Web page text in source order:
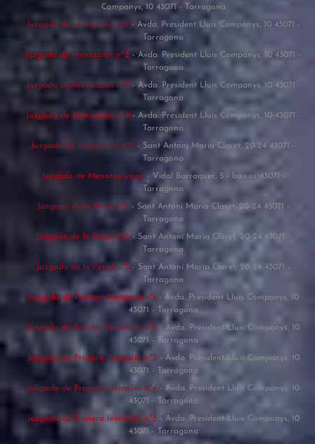
Companys, 10 43071 - Tarragona
Juzgado de Instrucción nº1 - Avda. President Lluis Companys, 10 43071 -
Tarragona
Juzgado de Instrucción nº2 - Avda. President Lluis Companys, 10 43071 -
Tarragona
Juzgado de Instrucción nº3 - Avda. President Lluis Companys, 10 43071 -
Tarragona
Juzgado de Instrucción nº4 - Avda. President Lluis Companys, 10 43071 -
Tarragona
Juzgado de Instrucción nº5 - Sant Antoni Maria Claret, 20-24 43071 -
Tarragona
Juzgado de Menores único - Vidal Barraquer, 5 - baixos 43071 -
Tarragona
Juzgado de lo Penal nº1 - Sant Antoni Maria Claret, 20-24 43071 -
Tarragona
Juzgado de lo Penal nº2- Sant Antoni Maria Claret, 20-24 43071 -
Tarragona
Juzgado de lo Penal nº3 - Sant Antoni Maria Claret, 20-24 43071 -
Tarragona
Juzgado de Primera Instancia nº1 - Avda. President Lluis Companys, 10
43071 - Tarragona
Juzgado de Primera Instancia nº2 - Avda. President Lluis Companys, 10
43071 - Tarragona
Juzgado de Primera Instancia nº3 - Avda. President Lluis Companys, 10
43071 - Tarragona
Juzgado de Primera Instancia nº4 - Avda. President Lluis Companys, 10
43071 - Tarragona
Juzgado de Primera Instancia nº5 - Avda. President Lluis Companys, 10
43071 - Tarragona